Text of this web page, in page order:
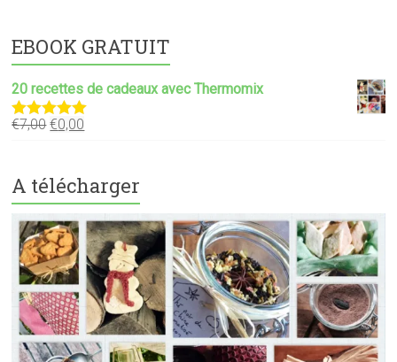
EBOOK GRATUIT
20 recettes de cadeaux avec Thermomix
Note5.00
€7,00 €0,00
A télécharger